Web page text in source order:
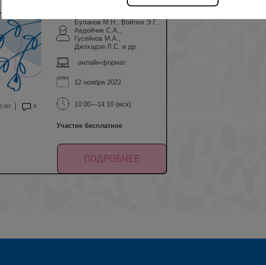
2 067 0
Буланов М.Н., Войтюк Э.Г.,
Авдейчик С.А.,
Гусейнов М.А.,
Джохадзе Л.С. и др.
онлайн-формат
12 ноября 2022
10:00—14:10 (мск)
Участие бесплатное
ПОДРОБНЕЕ